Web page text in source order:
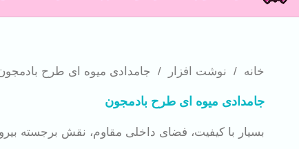
خانه / نوشت افزار / جامدادی میوه ای طرح
جامدادی میوه ای طرح بادمجون
بسیار با کیفیت، فضای داخلی مقاوم، نقش برجسته